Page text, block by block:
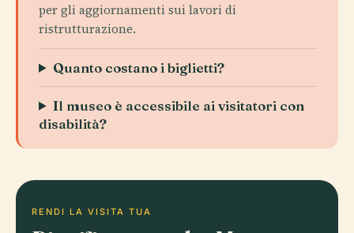
per gli aggiornamenti sui lavori di
ristrutturazione.
Quanto costano i biglietti?
Il museo è accessibile ai visitatori con
disabilità?
RENDI LA VISITA TUA